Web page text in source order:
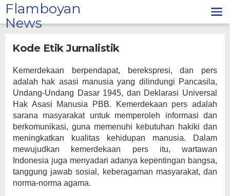
Lewati
ke
konten
Flamboyan
News
Kode Etik Jurnalistik
|
Februari
2020
Oleh
Admin
Kemerdekaan berpendapat, berekspresi, dan pers
adalah hak asasi manusia yang dilindungi Pancasila,
Undang-Undang Dasar 1945, dan Deklarasi Universal
Hak Asasi Manusia PBB. Kemerdekaan pers adalah
sarana masyarakat untuk memperoleh informasi dan
berkomunikasi, guna memenuhi kebutuhan hakiki dan
meningkatkan kualitas kehidupan manusia. Dalam
mewujudkan kemerdekaan pers itu, wartawan
Indonesia juga menyadari adanya kepentingan bangsa,
tanggung jawab sosial, keberagaman masyarakat, dan
norma-norma agama.